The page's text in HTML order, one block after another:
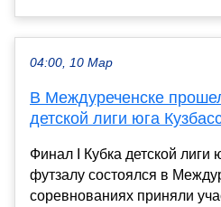
04:00, 10 Мар
В Междуреченске
детской лиги юга
Финал I Кубка детской лиги
футзалу состоялся в
соревнованиях приняли